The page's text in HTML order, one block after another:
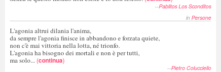
--Pablitos Los Sconditos
in Persone
L'agonia altrui dilania l'anima,
da sempre l'agonia finisce in abbandono e forzata quiete,
non c'è mai vittoria nella lotta, né trionfo.
L'agonia ha bisogno dei mortali e non è per tutti,
ma solo... (continua)
--Pietro Colucciello